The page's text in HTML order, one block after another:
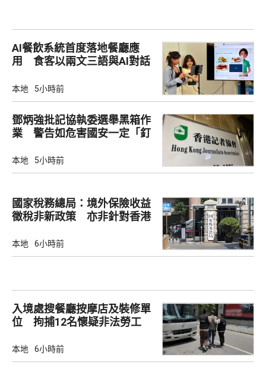
AI餐飲系統首度落地餐廳應
用 食客以兩文三語與AI對話
本地 5小時前
鄧炳強批記協執委選舉黑箱作
業 警告如危害國安一定「釘
本地 5小時前
國家稅務總局：境外保險收益
徵稅非新政策 亦非針對香港
本地 6小時前
入境處搜餐廳按摩店及裝修單
位 拘捕12名懷疑非法勞工
本地 6小時前